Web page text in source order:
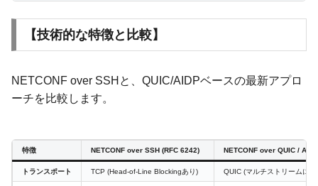
【技術的な特徴と比較】
NETCONF over SSHと、QUIC/AIDPベースの最新アプロ
ーチを比較します。
特徴 NETCONF over SSH (RFC 6242) NETCONF over QUIC / AIDP
トランスポート TCP (Head-of-Line Blockingあり) QUIC (マルチストリームによ